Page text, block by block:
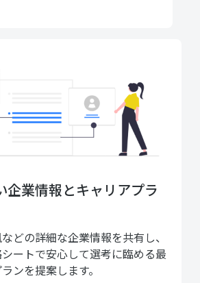
企業情報とキャリアプラ
どの詳細な企業情報を共有し、
ートで安心して選考に臨める最
ンを提案します。